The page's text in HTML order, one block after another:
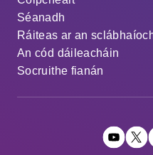
Séanadh
Ráiteas ar an
An cód dáileacháin
Socruithe fianán